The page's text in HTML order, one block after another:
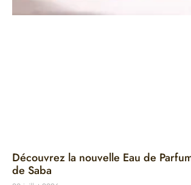
Découvrez la nouvelle Eau de
de Saba